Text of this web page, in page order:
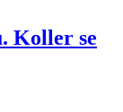
Koller se